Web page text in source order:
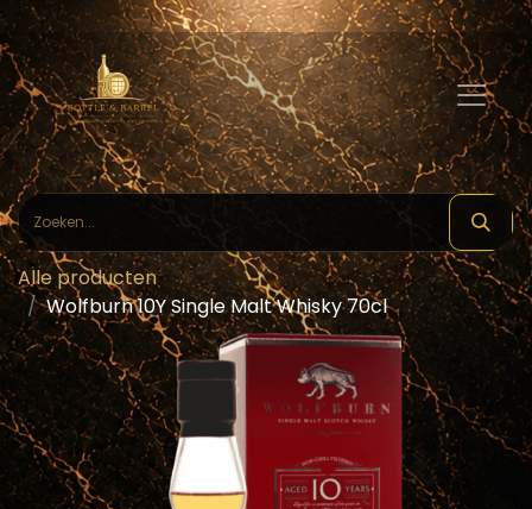
Alle producten
Wolfburn 10Y Single Malt Whisky 70cl